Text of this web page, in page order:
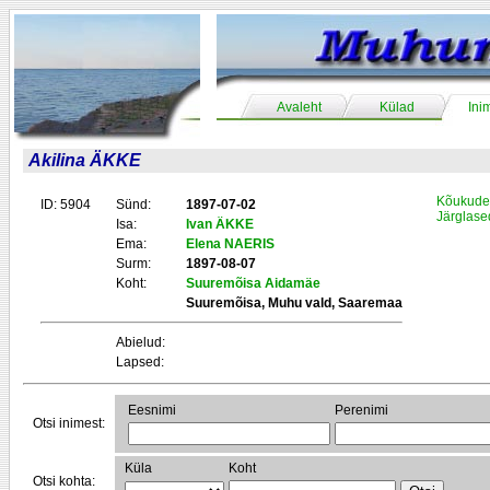
Avaleht Külad
Akilina ÄKKE
ID: 5904 Sünd:
1897-07-02
Isa:
Ivan ÄKKE
Ema:
Elena NAERIS
Surm:
1897-08-07
Koht:
Suuremõisa Aidamäe
Suuremõisa, Muhu vald, Saaremaa
Abielud:
Lapsed:
Otsi inimest:
Eesnimi Perenimi
Otsi kohta:
Küla Koht